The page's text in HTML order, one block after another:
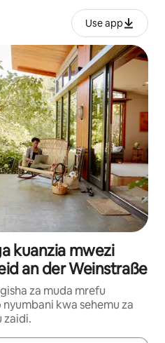
Use app
kuanzia mwezi
an der Weinstraße
za muda mrefu
kwa sehemu za
zaidi.